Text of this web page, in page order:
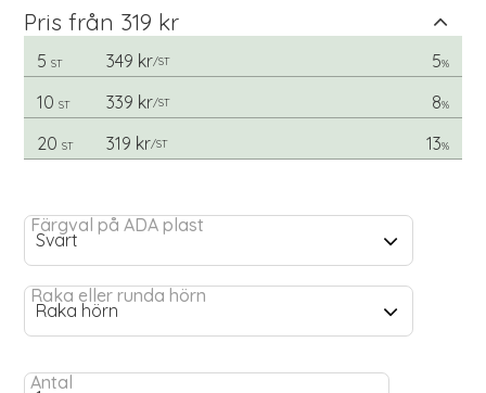
Pris från 319 kr
5 ST 349 kr/ST 5%
10 ST 339 kr/ST 8%
20 ST 319 kr/ST 13%
Färgval på ADA plast
Raka eller runda hörn
Antal